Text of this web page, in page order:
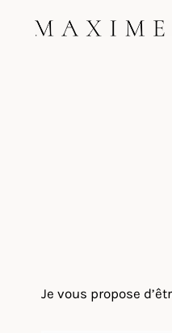
Je vous propose